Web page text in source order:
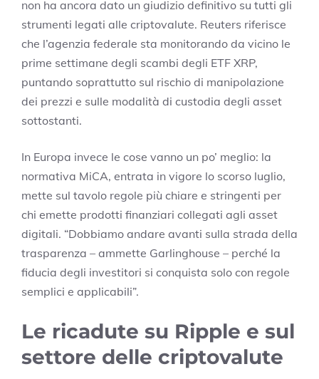
non ha ancora dato un giudizio definitivo su tutti gli
strumenti legati alle criptovalute. Reuters riferisce
che l’agenzia federale sta monitorando da vicino le
prime settimane degli scambi degli ETF XRP,
puntando soprattutto sul rischio di manipolazione
dei prezzi e sulle modalità di custodia degli asset
sottostanti.
In Europa invece le cose vanno un po’ meglio: la
normativa MiCA, entrata in vigore lo scorso luglio,
mette sul tavolo regole più chiare e stringenti per
chi emette prodotti finanziari collegati agli asset
digitali. “Dobbiamo andare avanti sulla strada della
trasparenza – ammette Garlinghouse – perché la
fiducia degli investitori si conquista solo con regole
semplici e applicabili”.
Le ricadute su Ripple e sul
settore delle criptovalute